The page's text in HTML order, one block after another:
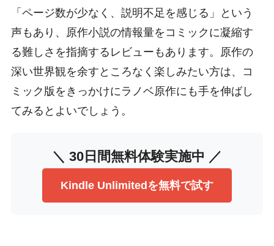
「ページ数が少なく、説明不足を感じる」という
声もあり、原作小説の情報量をコミックに凝縮す
る難しさを指摘するレビューもあります。原作の
深い世界観を余すところなく楽しみたい方は、コ
ミック版をきっかけにラノベ原作にも手を伸ばし
てみるとよいでしょう。
＼ 30日間無料体験実施中 ／
Kindle Unlimitedを無料で試す